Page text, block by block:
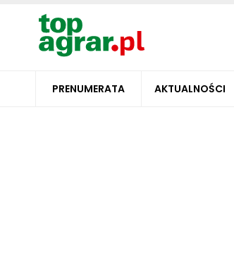
PRENUMERATA AKTUALNOŚCI